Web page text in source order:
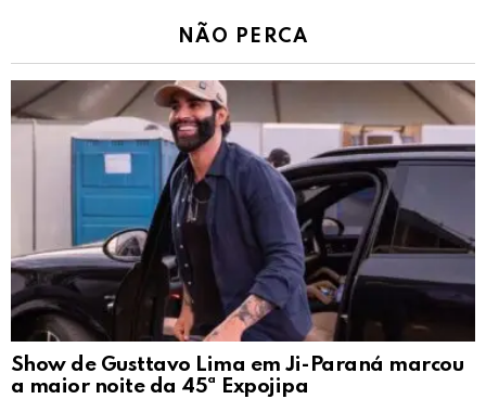
NÃO PERCA
Show de Gusttavo Lima em Ji-Paraná marcou
a maior noite da 45ª Expojipa